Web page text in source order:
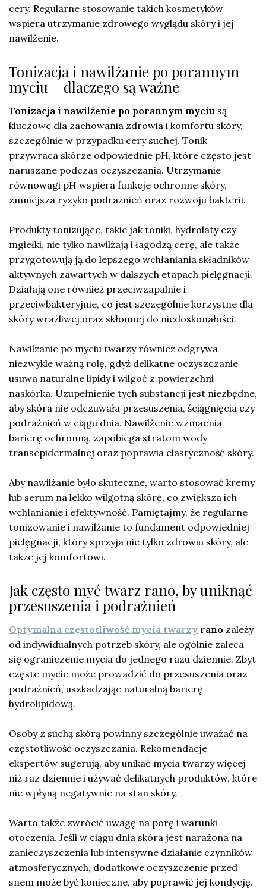
cery. Regularne stosowanie takich kosmetyków
wspiera utrzymanie zdrowego wyglądu skóry i jej
nawilżenie.
Tonizacja i nawilżanie po porannym
myciu – dlaczego są ważne
Tonizacja i nawilżenie po porannym myciu są
kluczowe dla zachowania zdrowia i komfortu skóry,
szczególnie w przypadku cery suchej. Tonik
przywraca skórze odpowiednie pH, które często jest
naruszane podczas oczyszczania. Utrzymanie
równowagi pH wspiera funkcje ochronne skóry,
zmniejsza ryzyko podrażnień oraz rozwoju bakterii.
Produkty tonizujące, takie jak toniki, hydrolaty czy
mgiełki, nie tylko nawilżają i łagodzą cerę, ale także
przygotowują ją do lepszego wchłaniania składników
aktywnych zawartych w dalszych etapach pielęgnacji.
Działają one również przeciwzapalnie i
przeciwbakteryjnie, co jest szczególnie korzystne dla
skóry wrażliwej oraz skłonnej do niedoskonałości.
Nawilżanie po myciu twarzy również odgrywa
niezwykle ważną rolę, gdyż delikatne oczyszczanie
usuwa naturalne lipidy i wilgoć z powierzchni
naskórka. Uzupełnienie tych substancji jest niezbędne,
aby skóra nie odczuwała przesuszenia, ściągnięcia czy
podrażnień w ciągu dnia. Nawilżenie wzmacnia
barierę ochronną, zapobiega stratom wody
transepidermalnej oraz poprawia elastyczność skóry.
Aby nawilżanie było skuteczne, warto stosować kremy
lub serum na lekko wilgotną skórę, co zwiększa ich
wchłanianie i efektywność. Pamiętajmy, że regularne
tonizowanie i nawilżanie to fundament odpowiedniej
pielęgnacji, który sprzyja nie tylko zdrowiu skóry, ale
także jej komfortowi.
Jak często myć twarz rano, by uniknąć
przesuszenia i podrażnień
Optymalna częstotliwość mycia twarzy rano zależy
od indywidualnych potrzeb skóry, ale ogólnie zaleca
się ograniczenie mycia do jednego razu dziennie. Zbyt
częste mycie może prowadzić do przesuszenia oraz
podrażnień, uszkadzając naturalną barierę
hydrolipidową.
Osoby z suchą skórą powinny szczególnie uważać na
częstotliwość oczyszczania. Rekomendacje
ekspertów sugerują, aby unikać mycia twarzy więcej
niż raz dziennie i używać delikatnych produktów, które
nie wpłyną negatywnie na stan skóry.
Warto także zwrócić uwagę na porę i warunki
otoczenia. Jeśli w ciągu dnia skóra jest narażona na
zanieczyszczenia lub intensywne działanie czynników
atmosferycznych, dodatkowe oczyszczenie przed
snem może być konieczne, aby poprawić jej kondycję.